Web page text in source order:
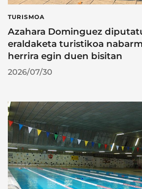
TURISMOA
Azahara Dominguez
eraldaketa turistikoa
herrira egin duen bisitan
2026/07/30